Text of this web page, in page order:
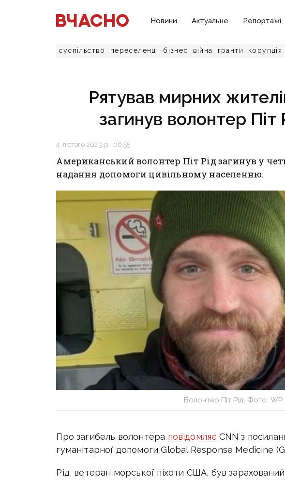
Новини Актуальне Репортажі
суспільство переселенці бізнес війна гранти корупція
Рятував мирних
загинув волонтер Піт
4 лютого 2023 р., 06:55
Американський волонтер Піт Рід загинув у
надання допомоги цивільному населенню.
Волонтер Піт Рід. Фото: WP
Про загибель волонтера повідомляє CNN з
гуманітарної допомоги Global Response Medicine
Рід, ветеран морської піхоти США, був